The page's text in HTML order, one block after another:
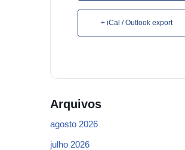
+ iCal / Outlook export
Arquivos
agosto 2026
julho 2026